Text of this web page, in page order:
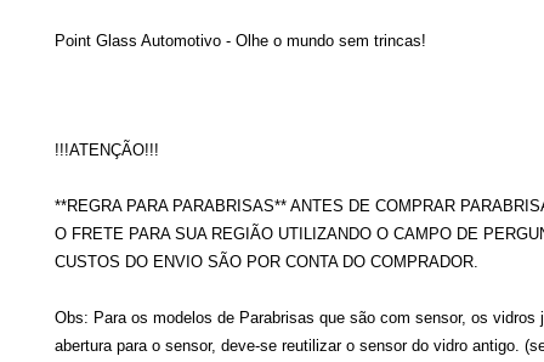
Point Glass Automotivo - Olhe o mundo sem trincas!
!!!ATENÇÃO!!!
**REGRA PARA PARABRISAS** ANTES DE COMPRAR
O FRETE PARA SUA REGIÃO UTILIZANDO O CAMPO DE
CUSTOS DO ENVIO SÃO POR CONTA DO COMPRADOR.
Obs: Para os modelos de Parabrisas que são com sensor, os vidros
abertura para o sensor, deve-se reutilizar o sensor do vidro antigo.